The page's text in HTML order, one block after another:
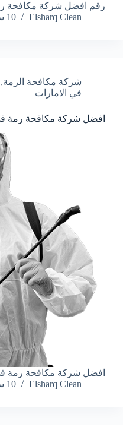
رقم افضل شركة مكافحة
Elsharq Clean
10 سبتمبر، 2023
شركة مكافحة الرمة,
في الامارات
افضل شركة مكافحة رمة
افضل شركة مكافحة رمة
Elsharq Clean
10 سبتمبر، 2023